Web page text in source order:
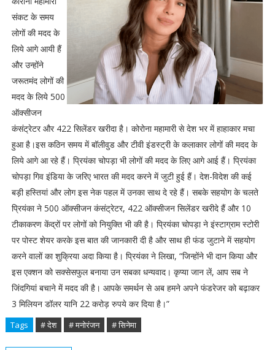
संकट के समय
लोगों की मदद के
लिये आगे आयी हैं
और उन्होंने
जरूतमंद लोगों की
मदद के लिये 500
ऑक्सीजन
कंसंट्रेटर और 422 सिलेंडर खरीदा है। कोरोना महामारी से देश भर में हाहाकार मचा
हुआ है।इस कठिन समय में बॉलीवुड और टीवी इंडस्ट्री के कलाकार लोगों की मदद के
लिये आगे आ रहे हैं। प्रियंका चोपड़ा भी लोगों की मदद के लिए आगे आई हैं। प्रियंका
चोपड़ा गिव इंडिया के जरिए भारत की मदद करने में जुटी हुई हैं। देश-विदेश की कई
बड़ी हस्तियां और लोग इस नेक पहल में उनका साथ दे रहे हैं। सबके सहयोग के चलते
प्रियंका ने 500 ऑक्सीजन कंसंट्रेटर, 422 ऑक्सीजन सिलेंडर खरीदे हैं और 10
टीकाकरण केंद्रों पर लोगों को नियुक्ति भी की है। प्रियंका चोपड़ा ने इंस्टाग्राम स्टोरी
पर पोस्ट शेयर करके इस बात की जानकारी दी है और साथ ही फंड जुटाने में सहयोग
करने वालों का शुक्रिया अदा किया है। प्रियंका ने लिखा, “जिन्होंने भी दान किया और
इस एक्शन को सक्सेसफुल बनाया उन सबका धन्यवाद। कृप्या जान लें, आप सब ने
जिंदगियां बचाने में मदद की है। आपके समर्थन से अब हमने अपने फंडरेजर को बढ़ाकर
3 मिलियन डॉलर यानि 22 करोड़ रुपये कर दिया है।”
Tags # देश # मनोरंजन # सिनेमा